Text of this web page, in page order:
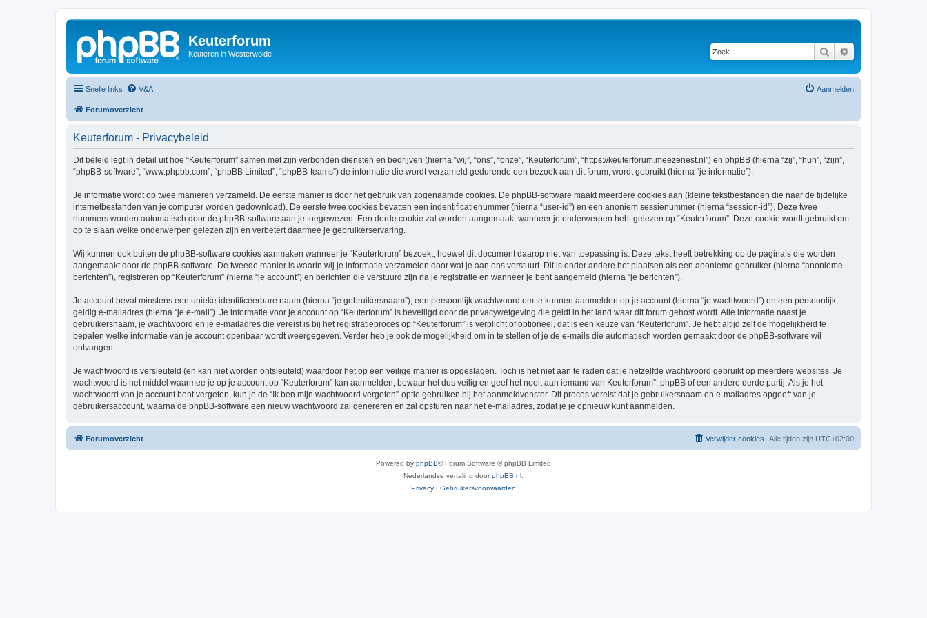
Keuterforum
Keuteren in Westerwolde Zoek
Snelle links V&A Aanmelden
Forumoverzicht
Keuterforum - Privacybeleid
Dit beleid legt in detail uit hoe “Keuterforum” samen met zijn verbonden diensten en bedrijven (hierna “wij”, “ons”, “onze”, “Keuterforum”, “https://keuterforum.meezenest.nl”) en phpBB (hierna “zij”, “hun”, “zijn”,
“phpBB-software”, “www.phpbb.com”, “phpBB Limited”, “phpBB-teams”) de informatie die wordt verzameld gedurende een bezoek aan dit forum, wordt gebruikt (hierna “je informatie”).
Je informatie wordt op twee manieren verzameld. De eerste manier is door het gebruik van zogenaamde cookies. De phpBB-software maakt meerdere cookies aan (kleine tekstbestanden die naar de tijdelijke
internetbestanden van je computer worden gedownload). De eerste twee cookies bevatten een indentificatienummer (hierna “user-id”) en een anoniem sessienummer (hierna “session-id”). Deze twee
nummers worden automatisch door de phpBB-software aan je toegewezen. Een derde cookie zal worden aangemaakt wanneer je onderwerpen hebt gelezen op “Keuterforum”. Deze cookie wordt gebruikt om
op te slaan welke onderwerpen gelezen zijn en verbetert daarmee je gebruikerservaring.
Wij kunnen ook buiten de phpBB-software cookies aanmaken wanneer je “Keuterforum” bezoekt, hoewel dit document daarop niet van toepassing is. Deze tekst heeft betrekking op de pagina’s die worden
aangemaakt door de phpBB-software. De tweede manier is waarin wij je informatie verzamelen door wat je aan ons verstuurt. Dit is onder andere het plaatsen als een anonieme gebruiker (hierna “anonieme
berichten”), registreren op “Keuterforum” (hierna “je account”) en berichten die verstuurd zijn na je registratie en wanneer je bent aangemeld (hierna “je berichten”).
Je account bevat minstens een unieke identificeerbare naam (hierna “je gebruikersnaam”), een persoonlijk wachtwoord om te kunnen aanmelden op je account (hierna “je wachtwoord”) en een persoonlijk,
geldig e-mailadres (hierna “je e-mail”). Je informatie voor je account op “Keuterforum” is beveiligd door de privacywetgeving die geldt in het land waar dit forum gehost wordt. Alle informatie naast je
gebruikersnaam, je wachtwoord en je e-mailadres die vereist is bij het registratieproces op “Keuterforum” is verplicht of optioneel, dat is een keuze van “Keuterforum”. Je hebt altijd zelf de mogelijkheid te
bepalen welke informatie van je account openbaar wordt weergegeven. Verder heb je ook de mogelijkheid om in te stellen of je de e-mails die automatisch worden gemaakt door de phpBB-software wil
ontvangen.
Je wachtwoord is versleuteld (en kan niet worden ontsleuteld) waardoor het op een veilige manier is opgeslagen. Toch is het niet aan te raden dat je hetzelfde wachtwoord gebruikt op meerdere websites. Je
wachtwoord is het middel waarmee je op je account op “Keuterforum” kan aanmelden, bewaar het dus veilig en geef het nooit aan iemand van Keuterforum”, phpBB of een andere derde partij. Als je het
wachtwoord van je account bent vergeten, kun je de “Ik ben mijn wachtwoord vergeten”-optie gebruiken bij het aanmeldvenster. Dit proces vereist dat je gebruikersnaam en e-mailadres opgeeft van je
gebruikersaccount, waarna de phpBB-software een nieuw wachtwoord zal genereren en zal opsturen naar het e-mailadres, zodat je je opnieuw kunt aanmelden.
Forumoverzicht Alle tijden zijn UTC+02:00
Verwijder cookies
Powered by phpBB® Forum Software © phpBB Limited
Nederlandse vertaling doorphpBB.nl
Privacy | Gebruikersvoorwaarden